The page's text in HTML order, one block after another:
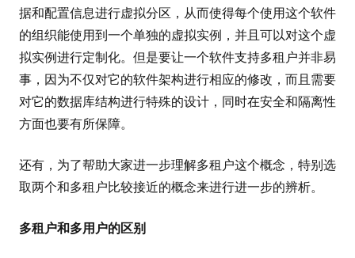
据和配置信息进行虚拟分区，从而使得每个使用这个软件
的组织能使用到一个单独的虚拟实例，并且可以对这个虚
拟实例进行定制化。但是要让一个软件支持多租户并非易
事，因为不仅对它的软件架构进行相应的修改，而且需要
对它的数据库结构进行特殊的设计，同时在安全和隔离性
方面也要有所保障。
还有，为了帮助大家进一步理解多租户这个概念，特别选
取两个和多租户比较接近的概念来进行进一步的辨析。
多租户和多用户的区别